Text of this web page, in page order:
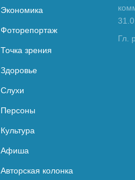
Экономика
Фоторепортаж
Точка зрения
Здоровье
Слухи
Персоны
Культура
Афиша
Авторская колонка
Гл.